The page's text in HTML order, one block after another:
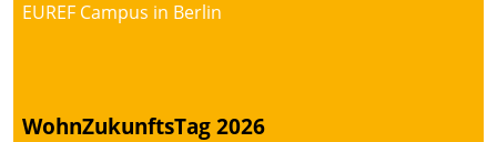
EUREF Campus in Berlin
WohnZukunftsTag 2026